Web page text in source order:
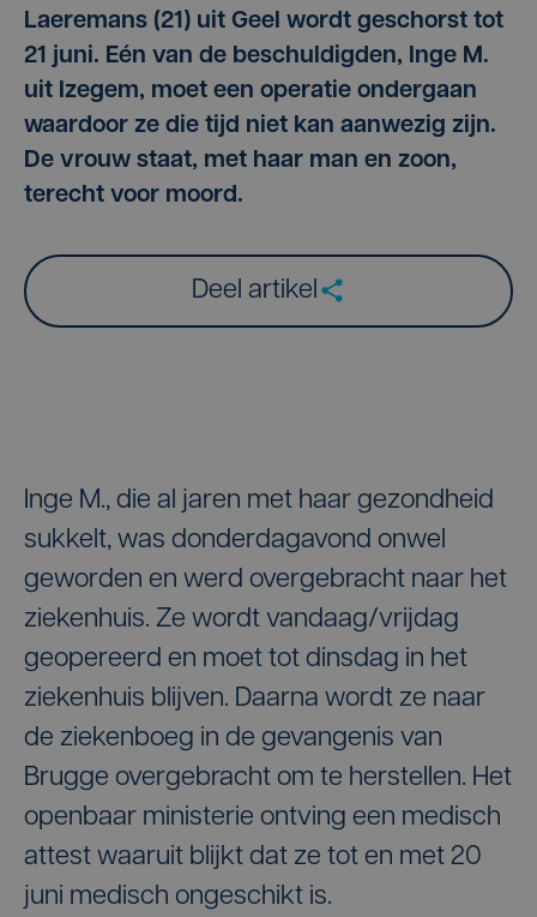
Laeremans (21) uit Geel wordt geschorst tot
21 juni. Eén van de beschuldigden, Inge M.
uit Izegem, moet een operatie ondergaan
waardoor ze die tijd niet kan aanwezig zijn.
De vrouw staat, met haar man en zoon,
terecht voor moord.
Deel artikel
Inge M., die al jaren met haar gezondheid
sukkelt, was donderdagavond onwel
geworden en werd overgebracht naar het
ziekenhuis. Ze wordt vandaag/vrijdag
geopereerd en moet tot dinsdag in het
ziekenhuis blijven. Daarna wordt ze naar
de ziekenboeg in de gevangenis van
Brugge overgebracht om te herstellen. Het
openbaar ministerie ontving een medisch
attest waaruit blijkt dat ze tot en met 20
juni medisch ongeschikt is.